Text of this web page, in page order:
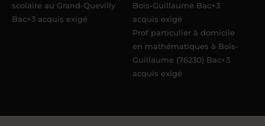
scolaire au Grand-Quevilly
Bac+3 acquis exigé
Bois-Guillaume Bac+3
acquis exigé
Prof particulier à domicile
en mathématiques à Bois-
Guillaume (76230) Bac+3
acquis exigé